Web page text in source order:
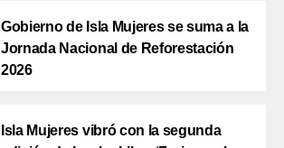
Gobierno de Isla Mujeres se suma a la
Jornada Nacional de Reforestación
2026
Isla Mujeres vibró con la segunda